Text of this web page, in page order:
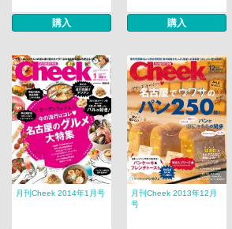
購入 購入
月刊Cheek 2014年1月号
月刊Cheek 2013年12月
号